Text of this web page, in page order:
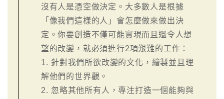
沒有人是憑空做決定。大多數人是根據
「像我們這樣的人」會怎麼做來做出決
定。你要創造不僅可能實現而且還令人想
望的改變，就必須進行2項艱難的工作：
1. 針對我們所欲改變的文化，繪製並且理
解他們的世界觀。
2. 忽略其他所有人，專注打造一個能夠與